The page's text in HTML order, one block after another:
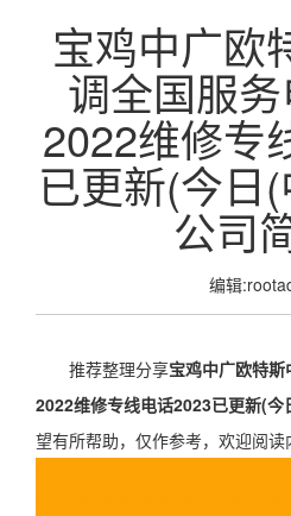
宝鸡中广欧
调全国服
2022维修专
已更新(今日
公司
编辑
推荐整理分享宝鸡中广欧特
2022维修专线电话2023已更新(今
望有所帮助，仅作参考，欢迎阅读